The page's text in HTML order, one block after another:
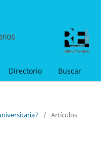
Directorio Buscar
/ Artículos